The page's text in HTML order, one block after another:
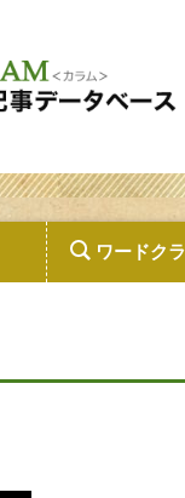
ワードク